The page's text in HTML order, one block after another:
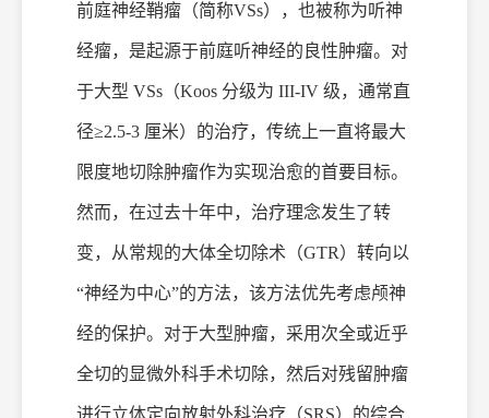
前庭神经鞘瘤（简称VSs），也被称为听神
经瘤，是起源于前庭听神经的良性肿瘤。对
于大型 VSs（Koos 分级为 III-IV 级，通常直
径≥2.5-3 厘米）的治疗，传统上一直将最大
限度地切除肿瘤作为实现治愈的首要目标。
然而，在过去十年中，治疗理念发生了转
变，从常规的大体全切除术（GTR）转向以
“神经为中心”的方法，该方法优先考虑颅神
经的保护。对于大型肿瘤，采用次全或近乎
全切的显微外科手术切除，然后对残留肿瘤
进行立体定向放射外科治疗（SRS）的综合